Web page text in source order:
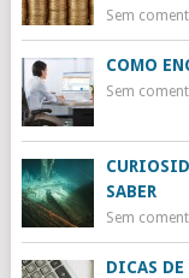
Sem
COMO
Sem
SABER
Sem
DICAS DE